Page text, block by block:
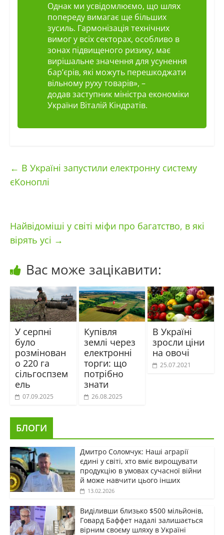
Однак ми усвідомлюємо, що шлях
попереду вимагає ще більших
зусиль. Гармонізація технічних
вимог у всіх секторах, особливо в
зонах підвищеного ризику, має
вирішальне значення для усунення
бар’єрів, які можуть перешкоджати
вільному руху товарів», –
додав заступник міністра економіки
України Віталій Кіндратів.
← В Україні запустили електронну систему
єКоноплі
Найвідоміші у світі міфи про багатство, в які
вірять усі →
Вас може зацікавити:
У серпні
було
розмінован
о 220 га
сільгоспзем
ель
07.09.2025
Купівля
землі через
електронні
торги: що
потрібно
знати
26.08.2025
В Україні
зросли ціни
на овочі
25.07.2021
БЛОГИ
Дмитро Соломчук: Наші аграрії
єдині у світі, хто вміє вирощувати
продукцію в умовах сучасної війни
й може навчити цього інших
13.02.2026
Виділивши близько $500 мільйонів,
Говард Баффет надалі залишається
вірним своєму шляху в Україні